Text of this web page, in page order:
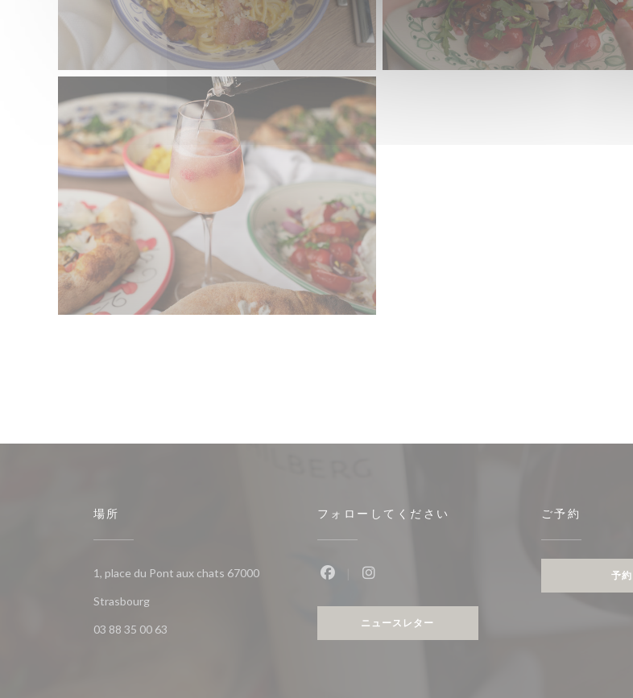
場所
1, place du Pont aux chats 67000
Strasbourg((新しいウィンドウで開きます))
03 88 35 00 63
フォローしてください
Instagram ((新しいウィンドウで開きます))
ニュースレター
ご予約
予約